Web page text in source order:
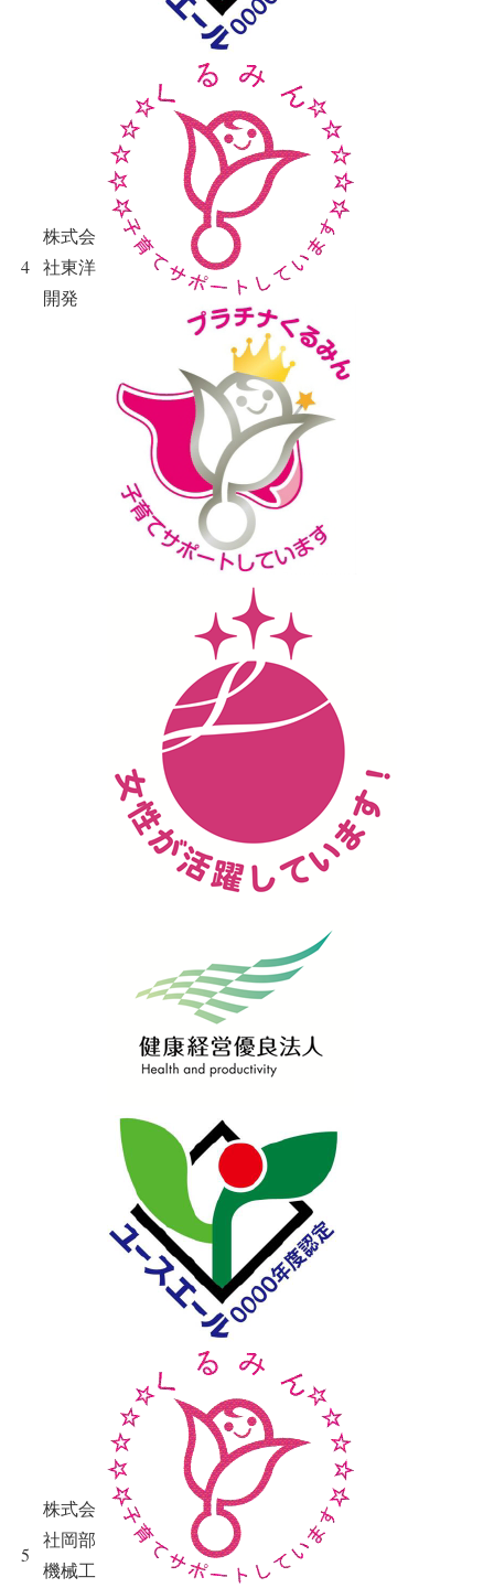
4
株式会
社東洋
開発
5
株式会
社岡部
機械工